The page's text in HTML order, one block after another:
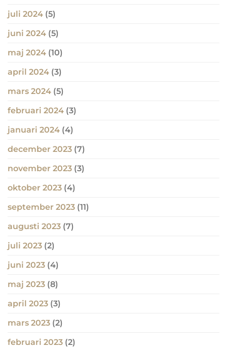
juli 2024 (5)
juni 2024 (5)
maj 2024 (10)
april 2024 (3)
mars 2024 (5)
februari 2024 (3)
januari 2024 (4)
december 2023 (7)
november 2023 (3)
oktober 2023 (4)
september 2023 (11)
augusti 2023 (7)
juli 2023 (2)
juni 2023 (4)
maj 2023 (8)
april 2023 (3)
mars 2023 (2)
februari 2023 (2)